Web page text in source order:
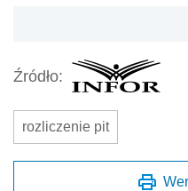
Źródło:
rozliczenie pit